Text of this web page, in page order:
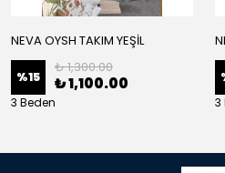
NEVA OYSH TAKIM YEŞİL
%15
₺ 1,300.00
₺ 1,100.00
3 Beden 3